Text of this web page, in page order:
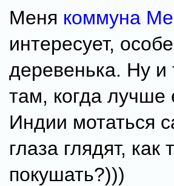
Меня коммуна
интересует,
деревенька. Ну и
там, когда лучше
Индии мотаться
глаза глядят,
покушать?)))